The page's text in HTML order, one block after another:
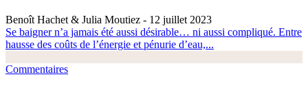
Benoît Hachet & Julia Moutiez - 12 juillet 2023
Se baigner n’a jamais été aussi désirable… ni aussi compliqué. Entre
hausse des coûts de l’énergie et pénurie d’eau,...
Commentaires